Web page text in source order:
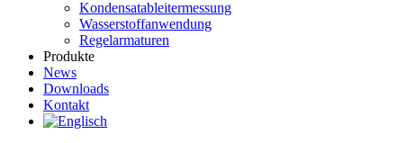
Kondensat­ableiter­messung
Wasserstoff­anwendung
Regel­arma­turen
Produkte
News
Downloads
Kontakt